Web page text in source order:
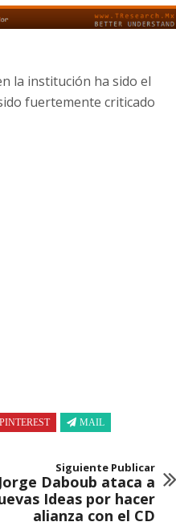
la institución ha sido el
fuertemente criticado
PINTEREST MAIL
Siguiente Publicar
Jorge Daboub ataca a
Ideas por hacer
alianza con el CD